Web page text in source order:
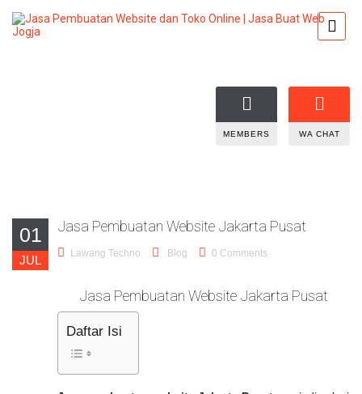
MEMBERS WA CHAT
01
JUL
Jasa Pembuatan Website Jakarta Pusat
Lawang Techno Blog 0 Comments
Jasa Pembuatan Website Jakarta Pusat
Daftar Isi